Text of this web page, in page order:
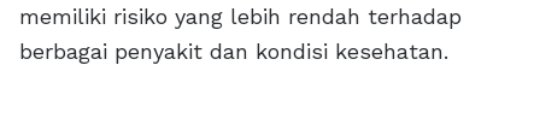
memiliki risiko yang lebih rendah terhadap
berbagai penyakit dan kondisi kesehatan.